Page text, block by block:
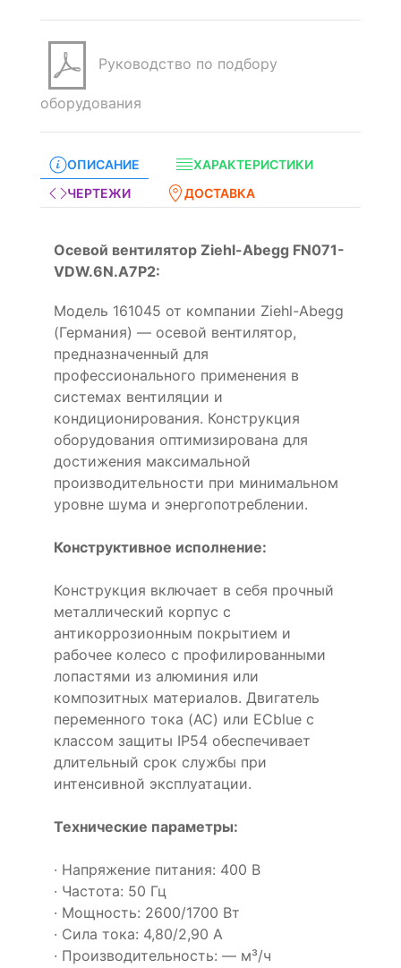
Руководство по подбору
оборудования
ОПИСАНИЕ
ХАРАКТЕРИСТИКИ
ЧЕРТЕЖИ
ДОСТАВКА
Осевой вентилятор Ziehl-Abegg FN071-
VDW.6N.A7P2:
Модель 161045 от компании Ziehl-Abegg
(Германия) — осевой вентилятор,
предназначенный для
профессионального применения в
системах вентиляции и
кондиционирования. Конструкция
оборудования оптимизирована для
достижения максимальной
производительности при минимальном
уровне шума и энергопотреблении.
Конструктивное исполнение:
Конструкция включает в себя прочный
металлический корпус с
антикоррозионным покрытием и
рабочее колесо с профилированными
лопастями из алюминия или
композитных материалов. Двигатель
переменного тока (AC) или ECblue с
классом защиты IP54 обеспечивает
длительный срок службы при
интенсивной эксплуатации.
Технические параметры:
· Напряжение питания: 400 В
· Частота: 50 Гц
· Мощность: 2600/1700 Вт
· Сила тока: 4,80/2,90 А
· Производительность: — м³/ч